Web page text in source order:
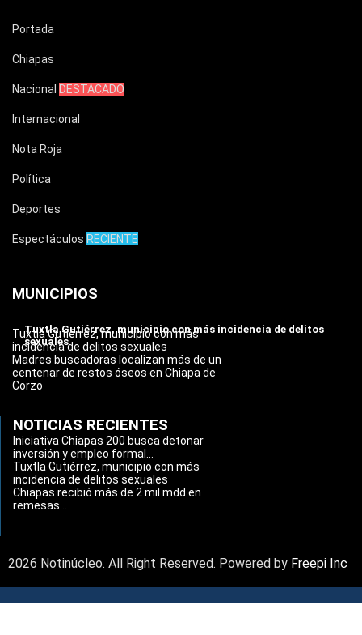
Portada
Chiapas
Nacional DESTACADO
Internacional
Nota Roja
Política
Deportes
Espectáculos RECIENTE
MUNICIPIOS
Tuxtla Gutiérrez, municipio con más incidencia de delitos
sexuales
Tuxtla Gutiérrez, municipio con más
incidencia de delitos sexuales
Madres buscadoras localizan más de un
centenar de restos óseos en Chiapa de
Corzo
NOTICIAS RECIENTES
Iniciativa Chiapas 200 busca detonar
inversión y empleo formal...
Tuxtla Gutiérrez, municipio con más
incidencia de delitos sexuales
Chiapas recibió más de 2 mil mdd en
remesas...
2026 Notinúcleo. All Right Reserved. Powered by Freepi Inc